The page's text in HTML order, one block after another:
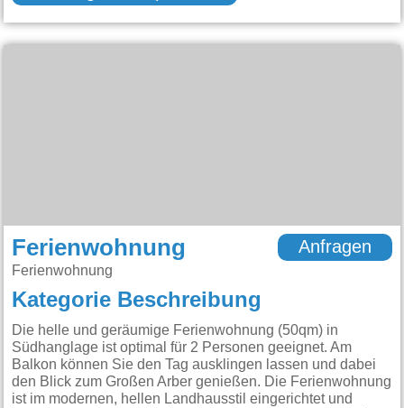
Ferienwohnung
Ferienwohnung
Anfragen
Kategorie Beschreibung
Die helle und geräumige Ferienwohnung (50qm) in
Südhanglage ist optimal für 2 Personen geeignet. Am
Balkon können Sie den Tag ausklingen lassen und dabei
den Blick zum Großen Arber genießen. Die Ferienwohnung
ist im modernen, hellen Landhausstil eingerichtet und